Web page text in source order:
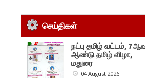
செய்திகள்
நட்பு தமிழ் வட்டம்,
ஆண்டு தமிழ் விழா,
மதுரை
04 August 2026